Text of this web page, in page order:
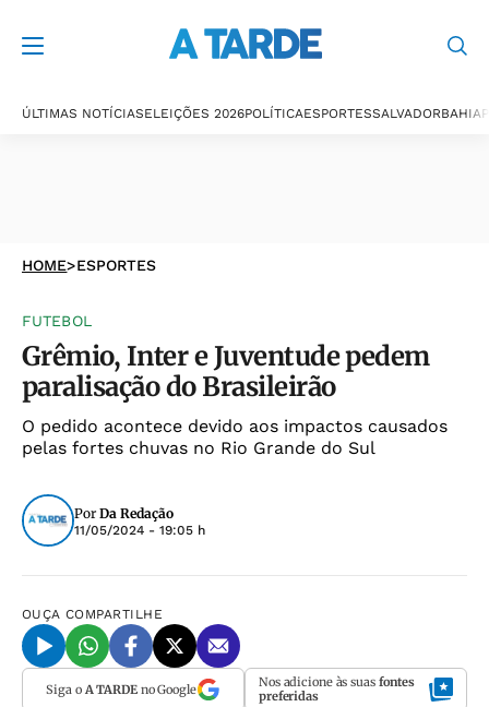
ÚLTIMAS NOTÍCIASELEIÇÕES 2026POLÍTICAESPORTESSALVADORBAHIA
HOME>ESPORTES
FUTEBOL
Grêmio, Inter e Juventude pedem
paralisação do Brasileirão
O pedido acontece devido aos impactos causados
pelas fortes chuvas no Rio Grande do Sul
Por Da Redação
11/05/2024 - 19:05 h
OUÇA COMPARTILHE
Siga o A TARDEno Google Nos adicione às suas fontes
preferidas